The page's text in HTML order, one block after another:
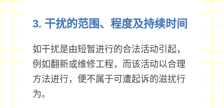
3. 干扰的范围、程度及持续时间
如干扰是由短暂进行的合法活动引起，
例如翻新或维修工程，而该活动以合理
方法进行，便不属于可遭起诉的滋扰行
为。